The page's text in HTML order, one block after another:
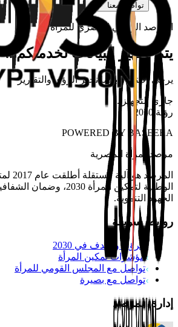
تواصل معنا
المرصد الوطني المصري للمرأة
يتم تجهيز البيانات لخدمتكم...
يرجى الانتظار بينما نجهز الرؤى والتقارير
جاري التجهيز ...
رؤية 2030
POWERED BY BASEERA
مرصد المرأة المصرية
الوطنية لتمكين المرأة
الجهود التنموية.
روابط سريعة
الرؤية والهدف في 2030
مؤشرات تمكين المرأة
تواصل مع المجلس القومي للمرأة
تواصل مع بصيرة
إدارة المرصد